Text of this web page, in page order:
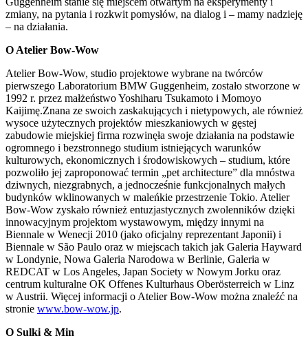
zmiany, na pytania i rozkwit pomysłów, na dialog i – mamy nadzieję
– na działania.
O Atelier Bow-Wow
Atelier Bow-Wow, studio projektowe wybrane na twórców
pierwszego Laboratorium BMW Guggenheim, zostało stworzone w
1992 r. przez małżeństwo Yoshiharu Tsukamoto i Momoyo
Kaijimę.Znana ze swoich zaskakujących i nietypowych, ale również
wysoce użytecznych projektów mieszkaniowych w gęstej
zabudowie miejskiej firma rozwinęła swoje działania na podstawie
ogromnego i bezstronnego studium istniejących warunków
kulturowych, ekonomicznych i środowiskowych – studium, które
pozwoliło jej zaproponować termin „pet architecture” dla mnóstwa
dziwnych, niezgrabnych, a jednocześnie funkcjonalnych małych
budynków wklinowanych w maleńkie przestrzenie Tokio. Atelier
Bow-Wow zyskało również entuzjastycznych zwolenników dzięki
innowacyjnym projektom wystawowym, między innymi na
Biennale w Wenecji 2010 (jako oficjalny reprezentant Japonii) i
Biennale w São Paulo oraz w miejscach takich jak Galeria Hayward
w Londynie, Nowa Galeria Narodowa w Berlinie, Galeria w
REDCAT w Los Angeles, Japan Society w Nowym Jorku oraz
centrum kulturalne OK Offenes Kulturhaus Oberösterreich w Linz
w Austrii. Więcej informacji o Atelier Bow-Wow można znaleźć na
stronie www.bow-wow.jp.
O Sulki & Min